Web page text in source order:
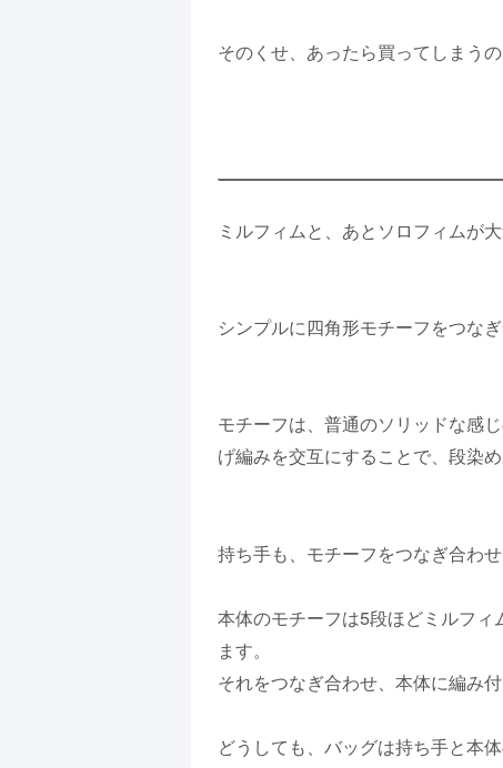
そのくせ、あったら買ってしまう
ミルフィムと、あとソロフィムが
シンプルに四角形モチーフをつな
モチーフは、普通のソリッドな感
げ編みを交互にすることで、段染
持ち手も、モチーフをつなぎ合わせ
本体のモチーフは5段ほどミルフ
ます。
それをつなぎ合わせ、本体に編み
どうしても、バッグは持ち手と本